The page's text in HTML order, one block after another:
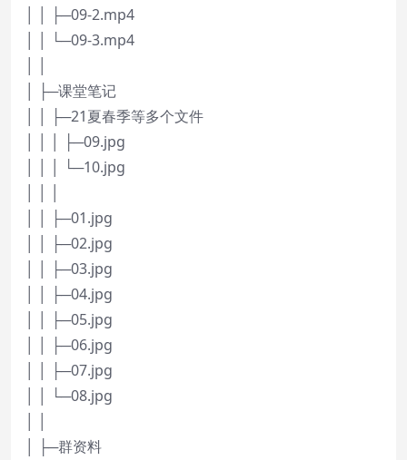
│ │ ├─09-2.mp4
│ │ └─09-3.mp4
│ ├─课堂笔记
│ │ ├─21夏春季等多个文件
│ │ │ ├─09.jpg
│ │ │ └─10.jpg
│ │ ├─01.jpg
│ │ ├─02.jpg
│ │ ├─03.jpg
│ │ ├─04.jpg
│ │ ├─05.jpg
│ │ ├─06.jpg
│ │ ├─07.jpg
│ │ └─08.jpg
│ ├─群资料